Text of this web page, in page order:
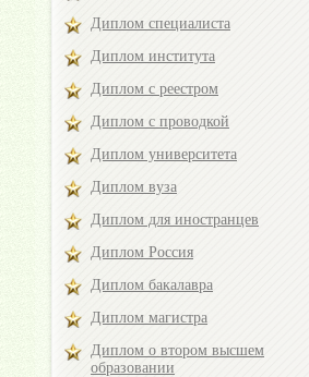
Диплом специалиста
Диплом института
Диплом с реестром
Диплом с проводкой
Диплом университета
Диплом вуза
Диплом для иностранцев
Диплом Россия
Диплом бакалавра
Диплом магистра
Диплом о втором высшем
образовании